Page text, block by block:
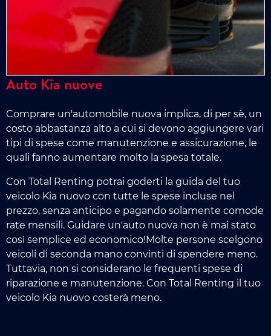
Auto Kia nuove
Comprare un'automobile nuova implica, di per sè, un
costo abbastanza alto a cui si devono aggiungere vari
tipi di spese come manutenzione e assicurazione, le
quali fanno aumentare molto la spesa totale.
Con Total Renting potrai goderti la guida del tuo
veicolo Kia nuovo con tutte le spese incluse nel
prezzo, senza anticipo e pagando solamente comode
rate mensili. Guidare un'auto nuova non è mai stato
così semplice ed economico!Molte persone scelgono
veicoli di seconda mano convinti di spendere meno.
Tuttavia, non si considerano le frequenti spese di
riparazione e manutenzione. Con Total Renting il tuo
veicolo Kia nuovo costerà meno.